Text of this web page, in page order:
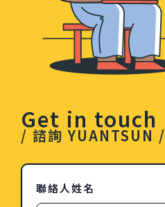
Get in touch
/ 諮詢 YUANTSUN /
聯絡人姓名